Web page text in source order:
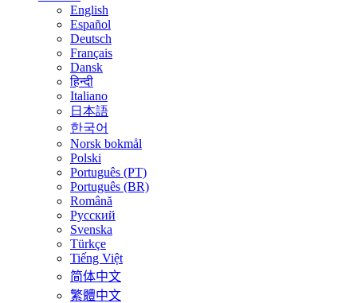
English
Español
Deutsch
Français
Dansk
हिन्दी
Italiano
日本語
한국어
Norsk bokmål
Polski
Português (PT)
Português (BR)
Română
Русский
Svenska
Türkçe
Tiếng Việt
简体中文
繁體中文